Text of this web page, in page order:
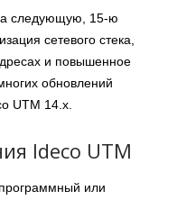
следующую, 15-ю
сетевого стека,
и повышенное
обновлений
UTM 14.х.
Ideco UTM
или